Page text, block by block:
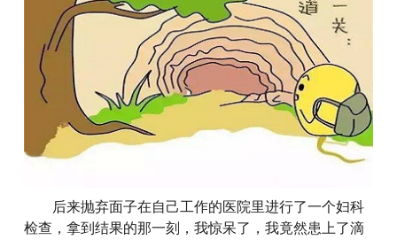
后来抛弃面子在自己工作的医院里进行了一个妇科
检查，拿到结果的那一刻，我惊呆了，我竟然患上了滴